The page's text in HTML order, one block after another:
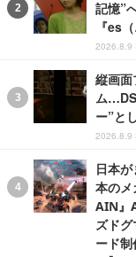
記憶”
『es
2026.8.9
縦画面
ム
ー”と
2026.8.9
日本
本の
AIN』
ズド
ード